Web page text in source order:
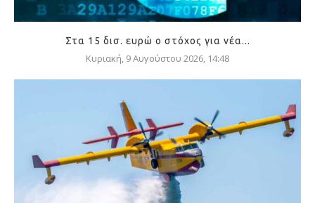
Στα 15 δισ. ευρώ ο στόχος για νέα...
Κυριακή, 9 Αυγούστου 2026, 14:48